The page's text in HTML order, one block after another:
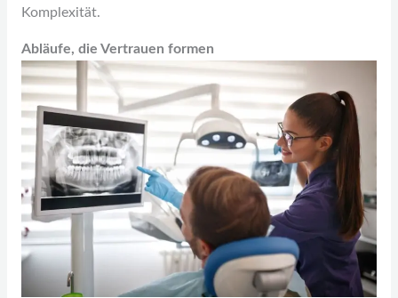
Komplexität.
Abläufe, die Vertrauen formen